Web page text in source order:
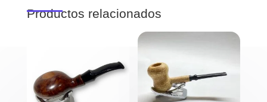
Productos relacionados